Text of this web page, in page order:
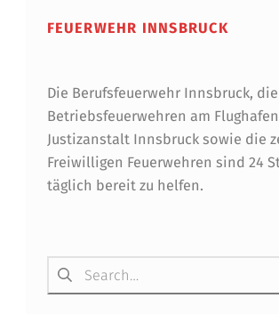
D
E
N
S
T
FEUERWEHR INNSBRUCK
Die Berufsfeuerwehr Innsbruck, die
Betriebsfeuerwehren am
Justizanstalt Innsbruck sowie die
Freiwilligen Feuerwehren sind 24
täglich bereit zu helfen.
Suchen nach: